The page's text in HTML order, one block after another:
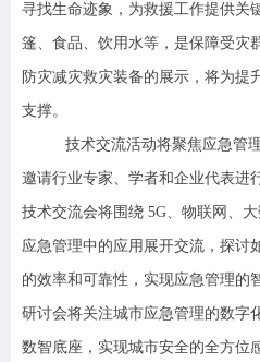
寻找生命迹象，为救援工作提供关
篷、食品、饮用水等，是保障受灾
防灾减灾救灾装备的展示，将为提
支撑。
技术交流活动将聚焦应急管
邀请行业专家、学者和企业代表进
技术交流会将围绕 5G、物联网、
应急管理中的应用展开交流，探讨
的效率和可靠性，实现应急管理的
研讨会将关注城市应急管理的数字
数智底座，实现城市安全的全方位